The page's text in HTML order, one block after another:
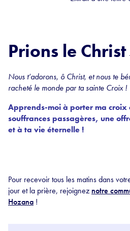
Prions le
Nous t’adorons, ô Christ, et nous te
racheté le monde par ta sainte Croix !
Apprends-moi à porter ma croix
souffrances passagères, une
et à ta vie éternelle !
Pour recevoir tous les matins dans
jour et la prière, rejoignez notre
Hozana !